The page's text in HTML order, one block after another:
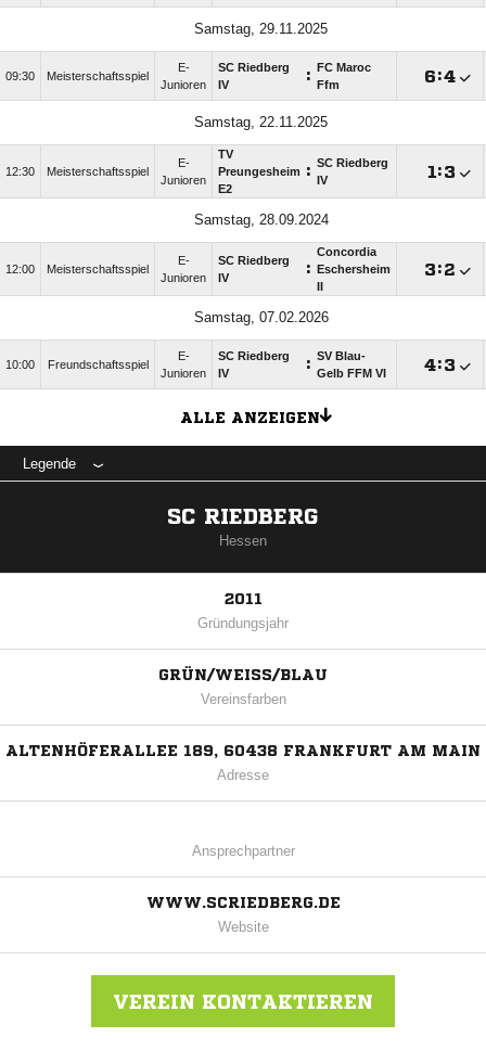
Samstag, 29.11.2025
09:30 Meisterschaftsspiel
E-
Junioren
SC Riedberg
IV
:
FC Maroc
Ffm
:
Samstag, 22.11.2025
12:30 Meisterschaftsspiel
E-
Junioren
TV
Preungesheim
E2
: SC Riedberg
IV
:
Samstag, 28.09.2024
12:00 Meisterschaftsspiel
E-
Junioren
SC Riedberg
IV
:
Concordia
Eschersheim
:
Samstag, 07.02.2026
10:00 Freundschaftsspiel
E-
Junioren
SC Riedberg
IV
: SV Blau-
Gelb FFM VI
:
ALLE ANZEIGEN
Legende
SC RIEDBERG
Hessen
2011
Gründungsjahr
GRÜN/WEISS/BLAU
Vereinsfarben
ALTENHÖFERALLEE 189, 60438 FRANKFURT AM MAIN
Adresse
Ansprechpartner
WWW.SCRIEDBERG.DE
Website
VEREIN KONTAKTIEREN